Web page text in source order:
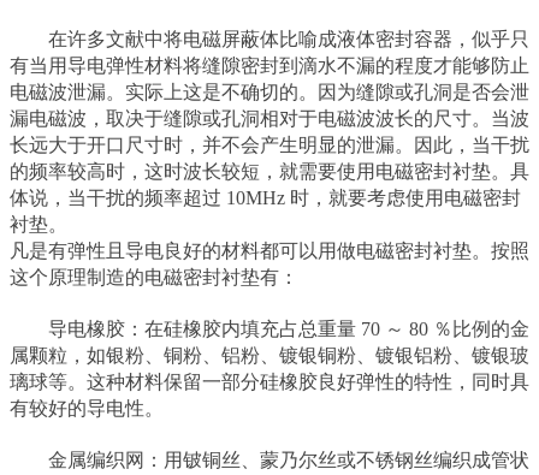
在许多文献中将电磁屏蔽体比喻成液体密封容器，似乎只
有当用导电弹性材料将缝隙密封到滴水不漏的程度才能够防止
电磁波泄漏。实际上这是不确切的。因为缝隙或孔洞是否会泄
漏电磁波，取决于缝隙或孔洞相对于电磁波波长的尺寸。当波
长远大于开口尺寸时，并不会产生明显的泄漏。因此，当干扰
的频率较高时，这时波长较短，就需要使用电磁密封衬垫。具
体说，当干扰的频率超过 10MHz 时，就要考虑使用电磁密封
衬垫。
凡是有弹性且导电良好的材料都可以用做电磁密封衬垫。按照
这个原理制造的电磁密封衬垫有：
导电橡胶：在硅橡胶内填充占总重量 70 ～ 80 ％比例的金
属颗粒，如银粉、铜粉、铝粉、镀银铜粉、镀银铝粉、镀银玻
璃球等。这种材料保留一部分硅橡胶良好弹性的特性，同时具
有较好的导电性。
金属编织网：用铍铜丝、蒙乃尔丝或不锈钢丝编织成管状